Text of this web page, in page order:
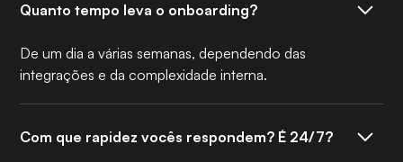
Quanto tempo leva o onboarding?
De um dia a várias semanas, dependendo das
integrações e da complexidade interna.
Com que rapidez vocês respondem? É 24/7?